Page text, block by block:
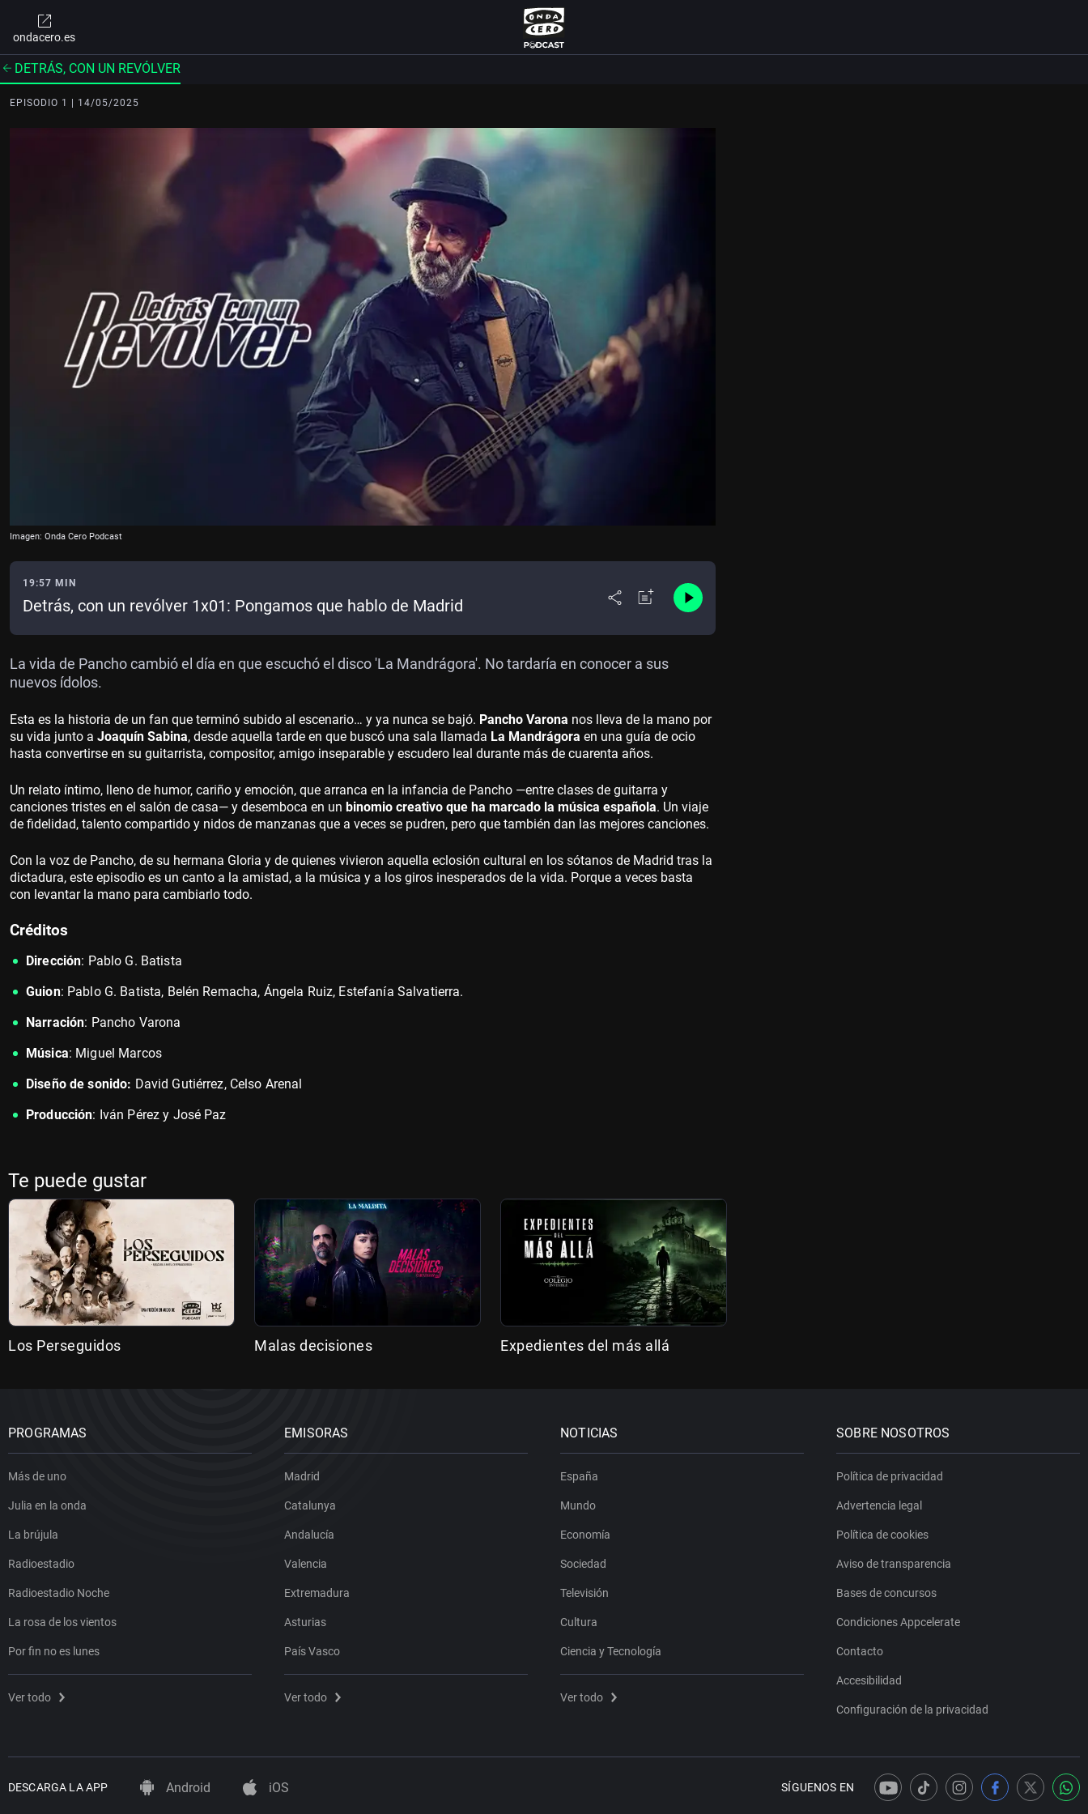
ondacero.es
DETRÁS, CON UN REVÓLVER
EPISODIO 1 | 14/05/2025
Imagen: Onda Cero Podcast
19:57 MIN
Detrás, con un revólver 1x01: Pongamos que hablo de Madrid
La vida de Pancho cambió el día en que escuchó el disco 'La Mandrágora'. No tardaría en conocer a sus
nuevos ídolos.
Esta es la historia de un fan que terminó subido al escenario… y ya nunca se bajó. Pancho Varona nos lleva de la mano por
su vida junto a Joaquín Sabina, desde aquella tarde en que buscó una sala llamada La Mandrágora en una guía de ocio
hasta convertirse en su guitarrista, compositor, amigo inseparable y escudero leal durante más de cuarenta años.
Un relato íntimo, lleno de humor, cariño y emoción, que arranca en la infancia de Pancho —entre clases de guitarra y
canciones tristes en el salón de casa— y desemboca en un binomio creativo que ha marcado la música española. Un viaje
de fidelidad, talento compartido y nidos de manzanas que a veces se pudren, pero que también dan las mejores canciones.
Con la voz de Pancho, de su hermana Gloria y de quienes vivieron aquella eclosión cultural en los sótanos de Madrid tras la
dictadura, este episodio es un canto a la amistad, a la música y a los giros inesperados de la vida. Porque a veces basta
con levantar la mano para cambiarlo todo.
Créditos
Dirección: Pablo G. Batista
Guion: Pablo G. Batista, Belén Remacha, Ángela Ruiz, Estefanía Salvatierra.
Narración: Pancho Varona
Música: Miguel Marcos
Diseño de sonido: David Gutiérrez, Celso Arenal
Producción: Iván Pérez y José Paz
Te puede gustar
Los Perseguidos Malas decisiones Expedientes del más allá
PROGRAMAS
Más de uno
Julia en la onda
La brújula
Radioestadio
Radioestadio Noche
La rosa de los vientos
Por fin no es lunes
Ver todo
EMISORAS
Madrid
Catalunya
Andalucía
Valencia
Extremadura
Asturias
País Vasco
Ver todo
NOTICIAS
España
Mundo
Economía
Sociedad
Televisión
Cultura
Ciencia y Tecnología
Ver todo
SOBRE NOSOTROS
Política de privacidad
Advertencia legal
Política de cookies
Aviso de transparencia
Bases de concursos
Condiciones Appcelerate
Contacto
Accesibilidad
Configuración de la privacidad
DESCARGA LA APP Android iOS SÍGUENOS EN